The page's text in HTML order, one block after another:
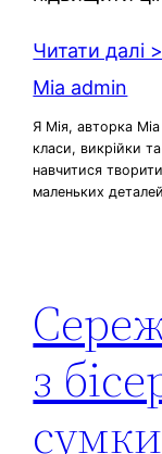
Читати далі
Mia admin
Я Мія, авторка
класи, викрійки
навчитися
маленьких
з